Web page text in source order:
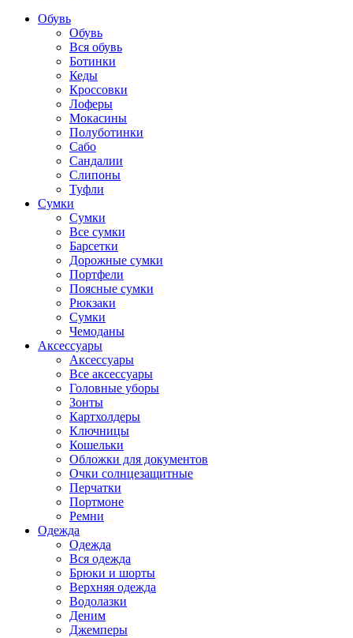
Обувь
Обувь
Вся обувь
Ботинки
Кеды
Кроссовки
Лоферы
Мокасины
Полуботинки
Сабо
Сандалии
Слипоны
Туфли
Сумки
Сумки
Все сумки
Барсетки
Дорожные сумки
Портфели
Поясные сумки
Рюкзаки
Сумки
Чемоданы
Аксессуары
Аксессуары
Все аксессуары
Головные уборы
Зонты
Картхолдеры
Ключницы
Кошельки
Обложки для документов
Очки солнцезащитные
Перчатки
Портмоне
Ремни
Одежда
Одежда
Вся одежда
Брюки и шорты
Верхняя одежда
Водолазки
Деним
Джемперы